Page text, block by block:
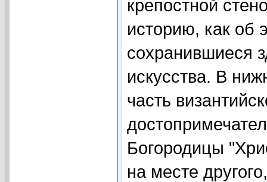
крепостной
историю, как об
сохранившиеся
искусства. В
часть
Богородицы
на месте